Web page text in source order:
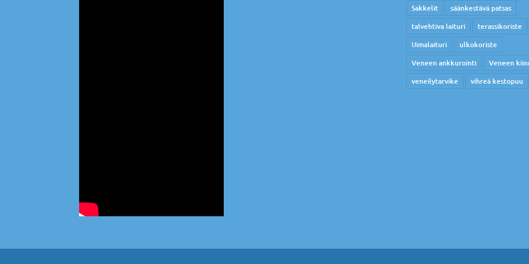
Sakkelit
säänkestävä patsas
talvehtiva laituri
terassikoriste
Uimalaituri
ulkokoriste
Veneen ankkurointi
Veneen
veneilytarvike
vihreä kestopuu